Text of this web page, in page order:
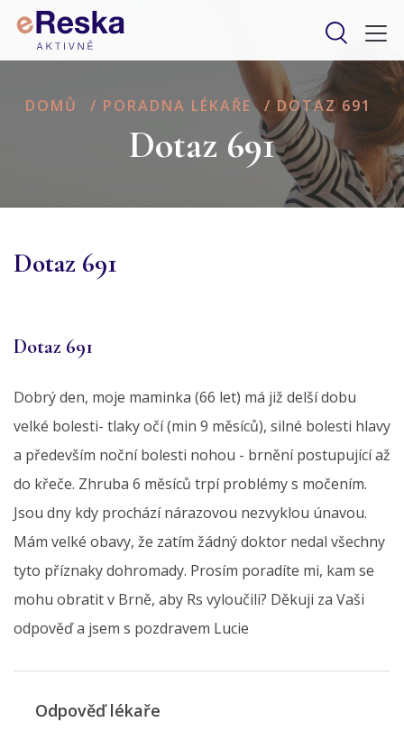
DOMŮ / PORADNA LÉKAŘE / DOTAZ 691
Dotaz 691
Dotaz 691
Dotaz 691
Dobrý den, moje maminka (66 let) má již delší dobu
velké bolesti- tlaky očí (min 9 měsíců), silné bolesti hlavy
a především noční bolesti nohou - brnění postupující až
do křeče. Zhruba 6 měsíců trpí problémy s močením.
Jsou dny kdy prochází nárazovou nezvyklou únavou.
Mám velké obavy, že zatím žádný doktor nedal všechny
tyto příznaky dohromady. Prosím poradíte mi, kam se
mohu obratit v Brně, aby Rs vyloučili? Děkuji za Vaši
odpověď a jsem s pozdravem Lucie
Odpověď lékaře